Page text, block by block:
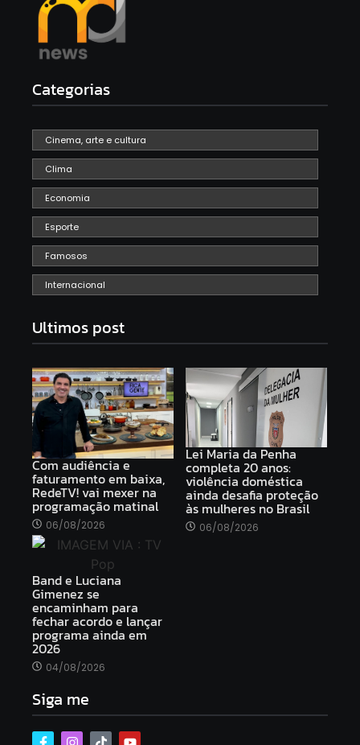
Categorias
Cinema, arte e cultura
Clima
Economia
Esporte
Famosos
Internacional
Ultimos post
Com audiência e
faturamento em baixa,
RedeTV! vai mexer na
programação matinal
06/08/2026
Lei Maria da Penha
completa 20 anos:
violência doméstica
ainda desafia proteção
às mulheres no Brasil
06/08/2026
Band e Luciana
Gimenez se
encaminham para
fechar acordo e lançar
programa ainda em
2026
04/08/2026
Siga me